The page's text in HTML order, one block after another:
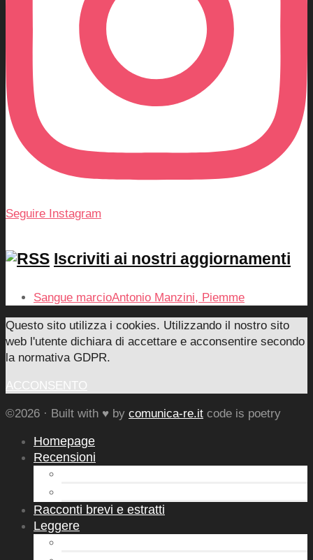
Seguire Instagram
Iscriviti ai nostri aggiornamenti
Sangue marcioAntonio Manzini, Piemme
Questo sito utilizza i cookies. Utilizzando il nostro sito
web l'utente dichiara di accettare e acconsentire secondo
la normativa GDPR.
ACCONSENTO
©2026 · Built with ♥ by comunica-re.it code is poetry
Homepage
Recensioni
Racconti brevi e estratti
Leggere